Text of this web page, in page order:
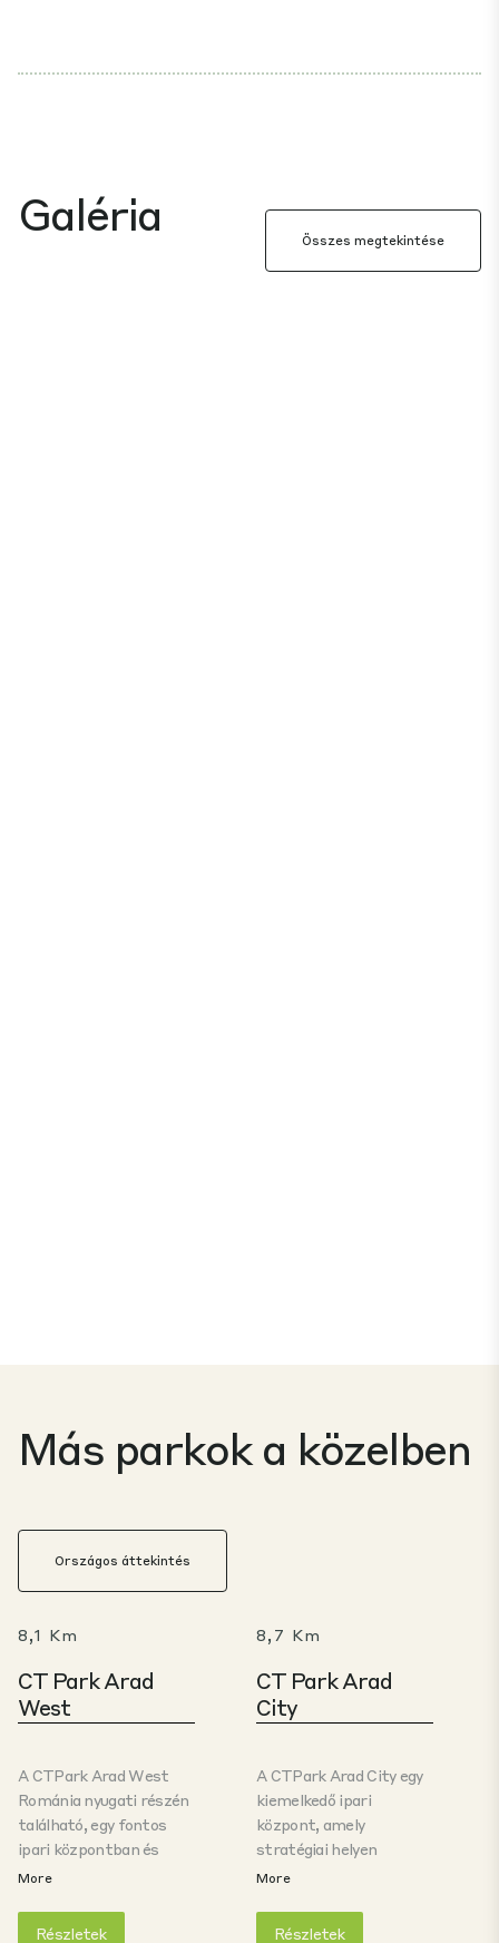
Galéria Összes megtekintése
Más parkok a közelben
Országos áttekintés
8,1 Km
CT Park Arad
West
A CTPark Arad West
Románia nyugati részén
található, egy fontos
ipari központban és
közlekedési
More
Részletek
8,7 Km
CT Park Arad
City
A CTPark Arad City egy
kiemelkedő ipari
központ, amely
stratégiai helyen
található Románia
More
Részletek